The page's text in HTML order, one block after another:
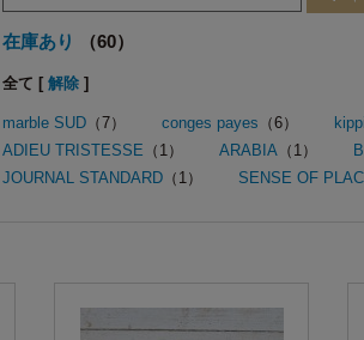
在庫あり （60）
全て [ 解除]
marble SUD（7） conges payes （6）
ADIEU TRISTESSE （1） ARABIA （1）
JOURNAL STANDARD（1） SENSE OF